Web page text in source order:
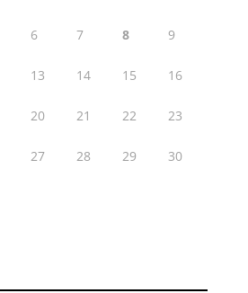
6 7 8 9
13 14 15 16
20 21 22 23
27 28 29 30